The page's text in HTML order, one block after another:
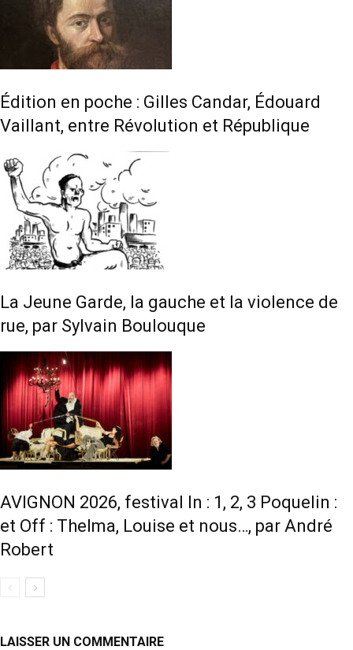
Édition en poche : Gilles Candar, Édouard
Vaillant, entre Révolution et République
La Jeune Garde, la gauche et la violence de
rue, par Sylvain Boulouque
AVIGNON 2026, festival In : 1, 2, 3 Poquelin :
et Off : Thelma, Louise et nous…, par André
Robert
LAISSER UN COMMENTAIRE